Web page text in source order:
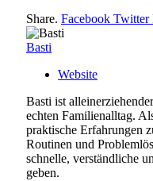
Share. Facebook Twitter
Basti
Website
Basti ist
echten Familienalltag.
praktische Erfahrungen
Routinen und
schnelle, verständliche
geben.